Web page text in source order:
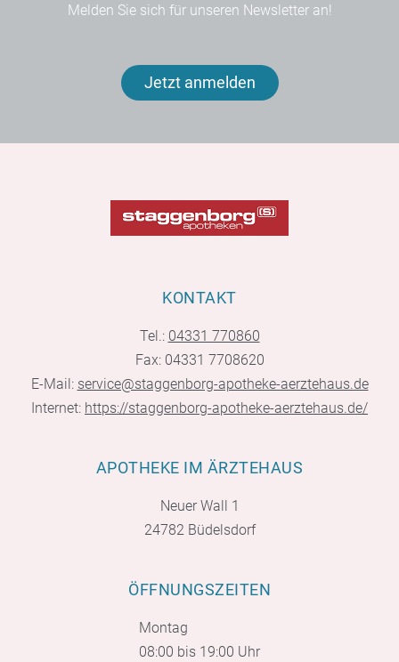
Melden Sie sich für unseren Newsletter an!
Jetzt anmelden
KONTAKT
Tel.: 04331 770860
Fax: 04331 7708620
E-Mail: service@staggenborg-apotheke-aerztehaus.de
Internet: https://staggenborg-apotheke-aerztehaus.de/
APOTHEKE IM ÄRZTEHAUS
Neuer Wall 1
24782 Büdelsdorf
ÖFFNUNGSZEITEN
Montag
08:00 bis 19:00 Uhr